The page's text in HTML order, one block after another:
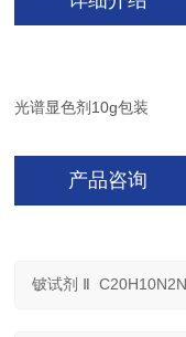
光谱显色剂10g包装
产品咨询